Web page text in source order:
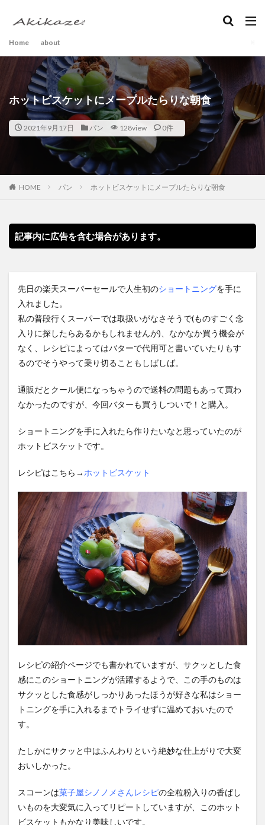
Home about
ホットビスケットにメープルたらりな朝食
2021年9月17日 パン 128view 0件
HOME パン ホットビスケットにメープルたらりな朝食
記事内に広告を含む場合があります。
先日の楽天スーパーセールで人生初のショートニングを手に
入れました。
私の普段行くスーパーでは取扱いがなさそうで(ものすごく念
入りに探したらあるかもしれませんが)、なかなか買う機会が
なく、レシピによってはバターで代用可と書いていたりもす
るのでそうやって乗り切ることもしばしば。
通販だとクール便になっちゃうので送料の問題もあって買わ
なかったのですが、今回バターも買うしついで！と購入。
ショートニングを手に入れたら作りたいなと思っていたのが
ホットビスケットです。
レシピはこちら→ ホットビスケット
レシピの紹介ページでも書かれていますが、サクッとした食
感にこのショートニングが活躍するようで、この手のものは
サクッとした食感がしっかりあったほうが好きな私はショー
トニングを手に入れるまでトライせずに温めておいたので
す。
たしかにサクッと中はふんわりという絶妙な仕上がりで大変
おいしかった。
スコーンは菓子屋シノノメさんレシピの全粒粉入りの香ばし
いものを大変気に入ってリピートしていますが、このホット
ビスケットもかなり美味しいです。